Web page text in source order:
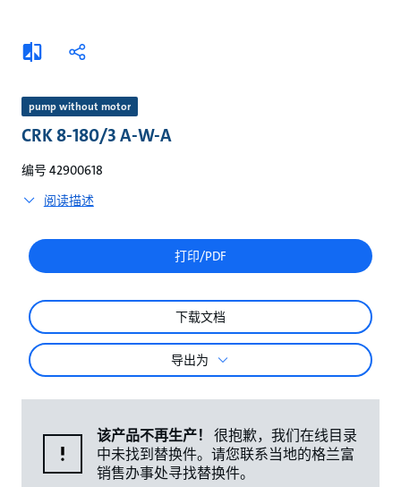
添
加
较
分
pump without motor
CRK 8-180/3 A-W-A
编号 42900618
阅读描述
打印/PDF
下载文档
导出为
该产品不再生产！
很抱歉，我们在线目录
中未找到替换件。请您联系当地的格兰富
销售办事处寻找替换件。